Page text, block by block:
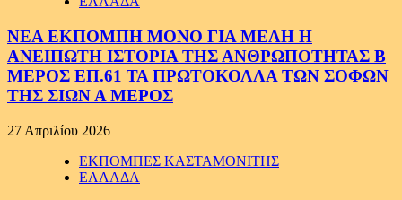
ΝΕΑ ΕΚΠΟΜΠΗ ΜΟΝΟ ΓΙΑ ΜΕΛΗ Η
ΑΝΕΙΠΩΤΗ ΙΣΤΟΡΙΑ ΤΗΣ ΑΝΘΡΩΠΟΤΗΤΑΣ Β
ΜΕΡΟΣ ΕΠ.61 ΤΑ ΠΡΩΤΟΚΟΛΛΑ ΤΩΝ ΣΟΦΩΝ
ΤΗΣ ΣΙΩΝ Α ΜΕΡΟΣ
27 Απριλίου 2026
ΕΚΠΟΜΠΕΣ ΚΑΣΤΑΜΟΝΙΤΗΣ
ΕΛΛΑΔΑ